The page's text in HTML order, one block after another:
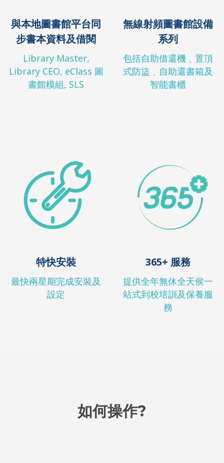
與本地圖書館平台同
步書本資料及借閱
Library Master,
Library CEO, eClass 圖
書館模組, SLS
無線射頻圖書館設備
系列
包括自助借還機﹑置頂
式防盜﹑自助還書箱及
智能書櫃
特快安裝
最快兩星期完成安裝及
設定
365+ 服務
提供全年無休全天侯一
站式到校培訓及保養服
務
如何操作?